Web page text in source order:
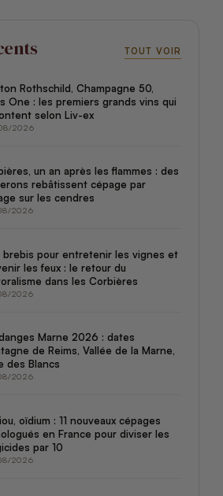
TOUT VOIR
Rothschild, Champagne 50,
One : les premiers grands vins qui
selon Liv-ex
2026
un an après les flammes : des
rebâtissent cépage par
sur les cendres
2026
brebis pour entretenir les vignes et
les feux : le retour du
dans les Corbières
2026
Marne 2026 : dates
de Reims, Vallée de la Marne,
des Blancs
2026
oïdium : 11 nouveaux cépages
en France pour diviser les
par 10
2026